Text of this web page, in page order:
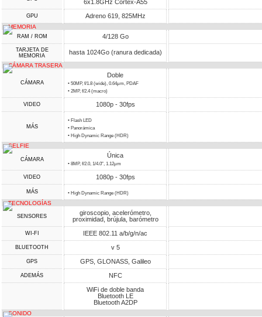
6x1.8GHz Cortex-A55
GPU Adreno 619, 825MHz
MEMORIA
RAM / ROM 4/128 Go
TARJETA DE
MEMORIA
hasta 1024Go (ranura dedicada)
CÁMARA TRASERA
CÁMARA
Doble
• 50MP, f/1.8 (wide), 0.64µm, PDAF
• 2MP, f/2.4 (macro)
VIDEO 1080p - 30fps
MÁS
• Flash LED
• Panorámica
• High Dynamic Range (HDR)
SELFIE
CÁMARA
Única
• 8MP, f/2.0, 1/4.0", 1.12µm
VIDEO 1080p - 30fps
MÁS • High Dynamic Range (HDR)
TECNOLOGÍAS
SENSORES
giroscopio, acelerómetro,
proximidad, brújula, barómetro
WI-FI IEEE 802.11 a/b/g/n/ac
BLUETOOTH v 5
GPS GPS, GLONASS, Galileo
ADEMÁS
NFC
WiFi de doble banda
Bluetooth LE
Bluetooth A2DP
SONIDO